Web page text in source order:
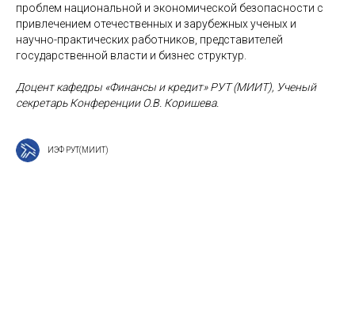
проблем национальной и экономической безопасности с
привлечением отечественных и зарубежных ученых и
научно-практических работников, представителей
государственной власти и бизнес структур.
Доцент кафедры «Финансы и кредит» РУТ (МИИТ), Ученый
секретарь Конференции О.В. Коришева.
ИЭФ РУТ(МИИТ)